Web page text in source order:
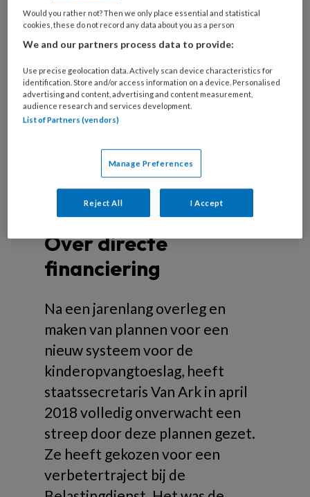
omhooggaat. Ook nu is de verhoging voor 2025
weer openbaar gemaakt. Voor
kinderopvangorganisaties en gastouders is dit
een uitstekend moment om na te denken over hun
eigen tarieven en de begrotingen voor het
komende jaar. Maar hoe kun je dit het beste
aanpakken? Wanneer kies je ervoor om het tarief
eronder of erboven zitten?
Over directe
financiering
Na een jarenlang overleg en
maken van plannen voor een
nieuw systeem voor de
kinderopvangtoeslag, heeft
staatssecretaris Van Ark in april
2018 volledig onverwacht een
streep door deze plannen gezet.
Ze heeft gekozen voor een
verbetertraject bij de
Would you rather not? Then we only place essential and statistical
cookies, these do not record any data about you as a person
We and our partners process data to provide:
Use precise geolocation data. Actively scan device characteristics for
identification. Store and/or access information on a device. Personalised
advertising and content, advertising and content measurement,
audience research and services development.
List of Partners (vendors)
Manage Preferences
Reject All I Accept